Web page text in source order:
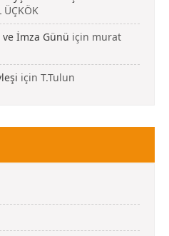
ÜÇKÖK
İmza Günü için murat
için T.Tulun